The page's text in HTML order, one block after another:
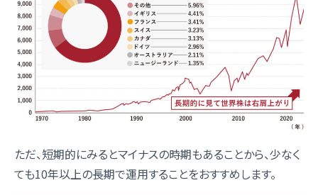
ただ、短期的にみるとマイナスの時期もあることから、少なく
ても10年以上の長期で運用することをおすすめします。